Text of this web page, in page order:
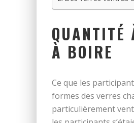
À BOIRE
Ce que les
formes des verres
particulièrement